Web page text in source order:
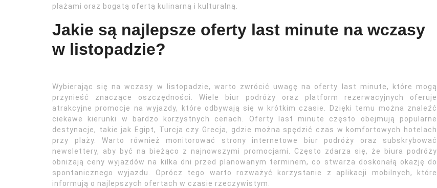
plażami oraz bogatą ofertą kulinarną i kulturalną.
Jakie są najlepsze oferty last minute na wczasy
w listopadzie?
Wybierając się na wczasy w listopadzie, warto zwrócić uwagę na oferty last minute, które mogą
przynieść znaczące oszczędności. Wiele biur podróży oraz platform rezerwacyjnych oferuje
atrakcyjne promocje na wyjazdy, które odbywają się w krótkim czasie. Dzięki temu można znaleźć
ciekawe kierunki w bardzo korzystnych cenach. Oferty last minute często obejmują popularne
destynacje, takie jak Egipt, Turcja czy Grecja, gdzie można spędzić czas w komfortowych hotelach
przy plaży. Warto również monitorować strony internetowe biur podróży oraz subskrybować
newslettery, aby być na bieżąco z najnowszymi promocjami. Często zdarza się, że biura podróży
obniżają ceny wyjazdów na kilka dni przed planowanym terminem, co stwarza doskonałą okazję do
spontanicznego wyjazdu. Oprócz tego warto rozważyć korzystanie z aplikacji mobilnych, które
informują o najlepszych ofertach w czasie rzeczywistym.